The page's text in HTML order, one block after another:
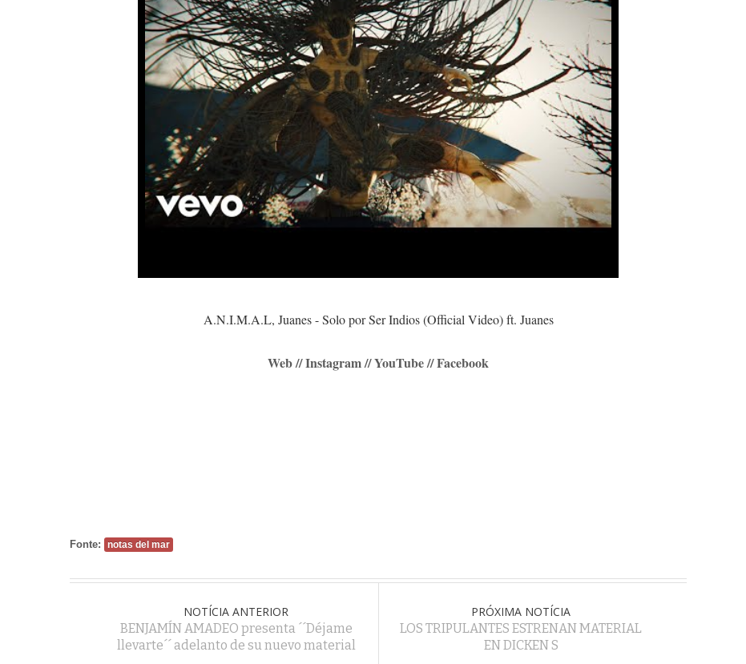
A.N.I.M.A.L, Juanes - Solo por Ser Indios (Official Video) ft. Juanes
Web // Instagram // YouTube // Facebook
Fonte: notas del mar
NOTÍCIA ANTERIOR
BENJAMÍN AMADEO presenta ´´Déjame
llevarte´´ adelanto de su nuevo material
PRÓXIMA NOTÍCIA
LOS TRIPULANTES ESTRENAN MATERIAL
EN DICKEN S